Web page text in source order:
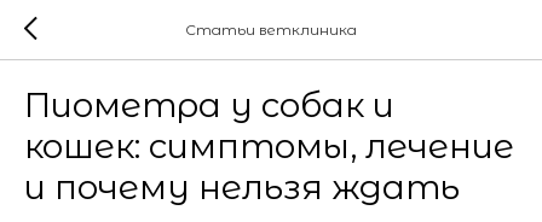
Статьи ветклиника
Пиометра у собак и
кошек: симптомы, лечение
и почему нельзя ждать